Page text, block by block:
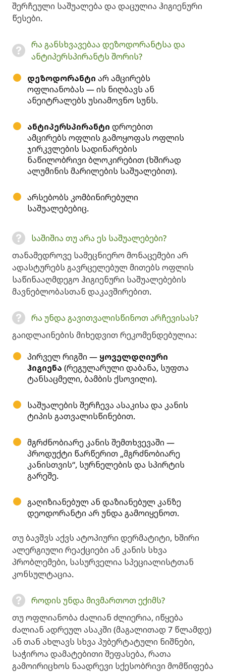
შერჩეული საშუალება და დაცულია ჰიგიენური
წესები.
რა განსხვავებაა დეზოდორანტსა და
ანტიპერსპირანტს შორის?
დეზოდორანტი არ ამცირებს
ოფლიანობას — ის ნიღბავს ან
ანეიტრალებს უსიამოვნო სუნს.
ანტიპერსპირანტი დროებით
ამცირებს ოფლის გამოყოფას ოფლის
ჯირკვლების სადინარების
ნაწილობრივი ბლოკირებით (ხშირად
ალუმინის მარილების საშუალებით).
არსებობს კომბინირებული
საშუალებებიც.
საშიშია თუ არა ეს საშუალებები?
თანამედროვე სამეცნიერო მონაცემები არ
ადასტურებს გავრცელებულ მითებს ოფლის
საწინააღმდეგო ჰიგიენური საშუალებების
მავნებლობასთან დაკავშირებით.
რა უნდა გავითვალისწინოთ არჩევისას?
გაიდლაინების მიხედვით რეკომენდებულია:
პირველ რიგში — ყოველდღიური
ჰიგიენა (რეგულარული დაბანა, სუფთა
ტანსაცმელი, ბამბის ქსოვილი).
საშუალების შერჩევა ასაკისა და კანის
ტიპის გათვალისწინებით.
მგრძნობიარე კანის შემთხვევაში —
პროდუქტი წარწერით „მგრძნობიარე
კანისთვის“, სურნელების და სპირტის
გარეშე.
გაღიზიანებულ ან დაზიანებულ კანზე
დეოდორანტი არ უნდა გამოიყენოთ.
თუ ბავშვს აქვს ატოპიური დერმატიტი, ხშირი
ალერგიული რეაქციები ან კანის სხვა
პრობლემები, სასურველია სპეციალისტთან
კონსულტაცია.
როდის უნდა მივმართოთ ექიმს?
თუ ოფლიანობა ძალიან ძლიერია, იწყება
ძალიან ადრეულ ასაკში (მაგალითად 7 წლამდე)
ან თან ახლავს სხვა პუბერტატული ნიშნები,
საჭიროა დამატებითი შეფასება, რათა
გამოირიცხოს ნაადრევი სქესობრივი მომწიფება